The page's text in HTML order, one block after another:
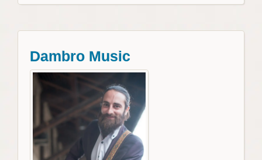
Dambro Music